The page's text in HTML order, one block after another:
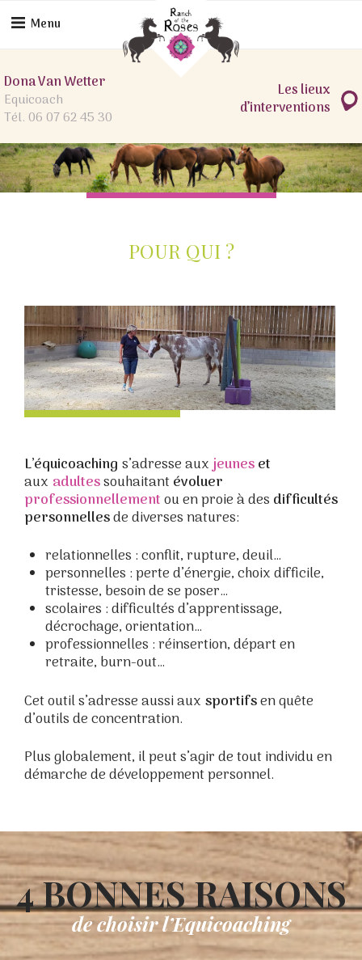
Menu
Dona Van Wetter
Equicoach
Tél. 06 07 62 45 30
Les lieux
d’interventions
POUR QUI ?
L’équicoaching s’adresse auxjeuneset
aux adultessouhaitantévoluer
professionnellementou en proie à des difficultés
personnellesde diverses natures:
relationnelles : conflit, rupture, deuil…
personnelles : perte d’énergie, choix difficile,
tristesse, besoin de se poser…
scolaires : difficultés d’apprentissage,
décrochage, orientation…
professionnelles : réinsertion, départ en
retraite, burn-out…
Cet outil s’adresse aussi aux sportifsen quête
d’outils de concentration.
Plus globalement, il peut s’agir de tout individu en
démarche de développement personnel.
4 BONNES RAISONS
de choisir l’Equicoaching